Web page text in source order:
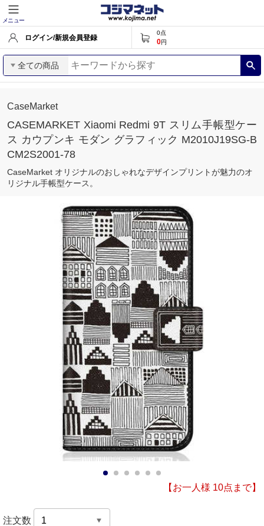
メニュー
ログイン/新規会員登録
0点
0円
全ての商品
CaseMarket
CASEMARKET Xiaomi Redmi 9T スリム手帳型ケー
ス カウプンキ モダン グラフィック M2010J19SG-B
CM2S2001-78
CaseMarket オリジナルのおしゃれなデザインプリントが魅力のオ
リジナル手帳型ケース。
【お一人様 10点まで】
注文数